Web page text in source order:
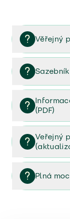
Věřejný
Věřejný
Sazebník
(PDF)
Informace o
Veřejný
Veřejný
Plná